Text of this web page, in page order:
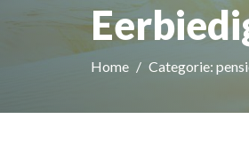
Home Categorie: